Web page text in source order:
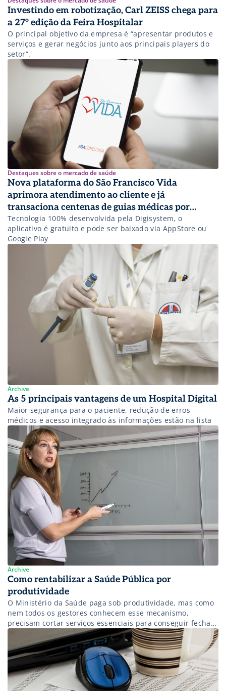
Investindo em robotização, Carl ZEISS chega para
a 27° edição da Feira Hospitalar
O principal objetivo da empresa é “apresentar produtos e
serviços e gerar negócios junto aos principais players do
setor”.
Destaques sobre o mercado de saúde
Nova plataforma do São Francisco Vida
aprimora atendimento ao cliente e já
transaciona centenas de guias médicas por
semana
Tecnologia 100% desenvolvida pela Digisystem, o
aplicativo é gratuito e pode ser baixado via AppStore ou
Google Play
Archive
As 5 principais vantagens de um Hospital Digital
Maior segurança para o paciente, redução de erros
médicos e acesso integrado às informações estão na lista
Archive
Como rentabilizar a Saúde Pública por
produtividade
O Ministério da Saúde paga sob produtividade, mas como
nem todos os gestores conhecem esse mecanismo,
precisam cortar serviços essenciais para conseguir fechar